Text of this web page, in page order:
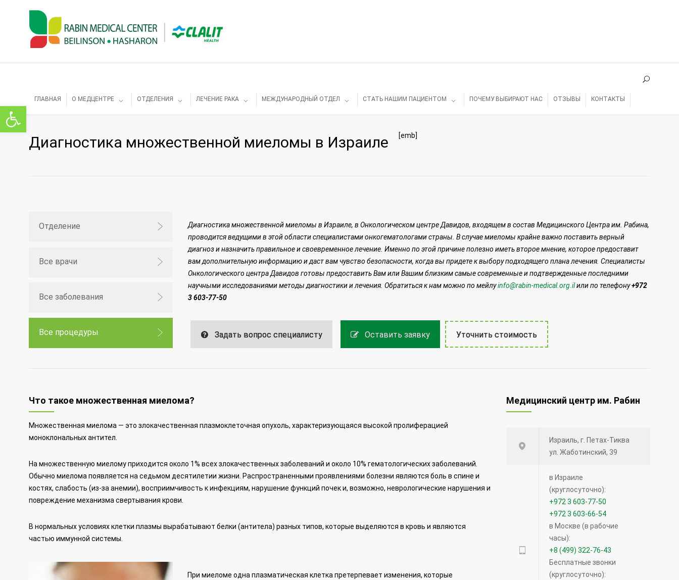
Открыть панель инструментов
ГЛАВНАЯ О МЕДЦЕНТРЕ ОТДЕЛЕНИЯ ЛЕЧЕНИЕ РАКА МЕЖДУНАРОДНЫЙ ОТДЕЛ СТАТЬ НАШИМ ПАЦИЕНТОМ ПОЧЕМУ ВЫБИРАЮТ НАС ОТЗЫВЫ КОНТАКТЫ
Диагностика множественной миеломы в Израиле [emb]
Отделение
Все врачи
Все заболевания
Все процедуры
Диагностика множественной миеломы в Израиле, в Онкологическом центре Давидов, входящем в состав Медицинского Центра им. Рабина,
проводится ведущими в этой области специалистами онкогематологами страны. В случае миеломы крайне важно поставить верный
диагноз и назначить правильное и своевременное лечение. Именно по этой причине полезно иметь второе мнение, которое предоставит
вам дополнительную информацию и даст вам чувство безопасности, когда вы придете к выбору подходящего плана лечения. Специалисты
Онкологического центра Давидов готовы предоставить Вам или Вашим близким самые современные и подтвержденные последними
научными исследованиями методы диагностики и лечения. Обратиться к нам можно по мейлуinfo@rabin-medical.org.ilили по телефону+972
3 603-77-50
Задать вопрос специалисту Оставить заявку Уточнить стоимость
Что такое множественная миелома?
Множественная миелома — это злокачественная плазмоклеточная опухоль, характеризующаяся высокой пролиферацией
моноклональных антител.
На множественную миелому приходится около 1% всех злокачественных заболеваний и около 10% гематологических заболеваний.
Обычно миелома появляется на седьмом десятилетии жизни. Распространенными проявлениями болезни являются боль в спине и
костях, слабость (из-за анемии), восприимчивость к инфекциям, нарушение функций почек и, возможно, неврологические нарушения и
повреждение механизма свертывания крови.
В нормальных условиях клетки плазмы вырабатывают белки (антитела) разных типов, которые выделяются в кровь и являются
частью иммунной системы.
При миеломе одна плазматическая клетка претерпевает изменения, которые
Медицинский центр им. Рабин
Израиль, г. Петах-Тиква
ул. Жаботинский, 39
в Израиле
(круглосуточно):
+972 3 603-77-50
+972 3 603-66-54
в Москве (в рабочие
часы):
+8 (499) 322-76-43
Бесплатные звонки
(круглосуточно):